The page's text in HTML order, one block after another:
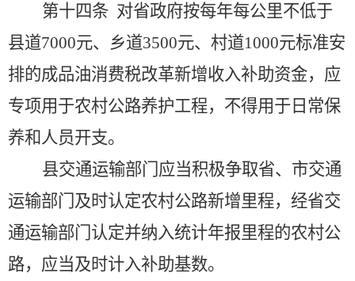
第十四条 对省政府按每年每公里不低于
县道7000元、乡道3500元、村道1000元标准安
排的成品油消费税改革新增收入补助资金，应
专项用于农村公路养护工程，不得用于日常保
养和人员开支。
县交通运输部门应当积极争取省、市交通
运输部门及时认定农村公路新增里程，经省交
通运输部门认定并纳入统计年报里程的农村公
路，应当及时计入补助基数。